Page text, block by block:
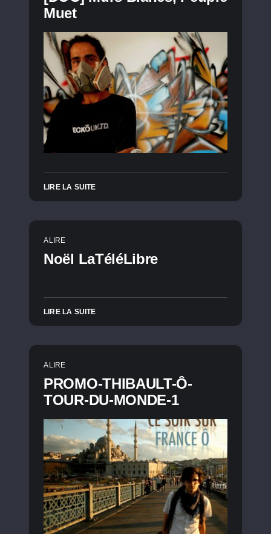
Muet
LIRE LA SUITE
A LIRE
Noël LaTéléLibre
LIRE LA SUITE
A LIRE
PROMO-THIBAULT-Ô-
TOUR-DU-MONDE-1